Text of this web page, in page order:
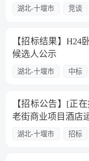
湖北-十堰市 竞谈
【招标结果】H24
候选人公示
湖北-十堰市 中标
【招标公告】[正
老街商业项目酒店
湖北-十堰市 招标